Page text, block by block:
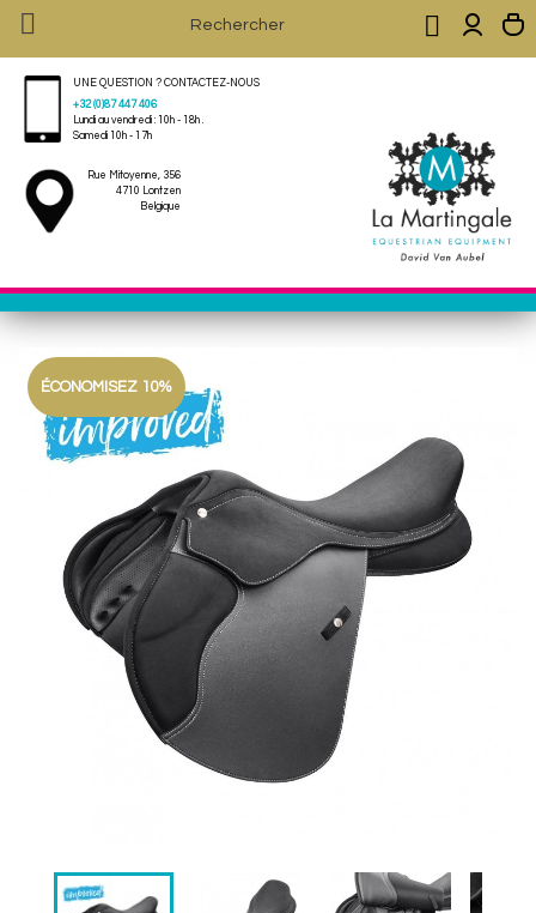
 
UNE QUESTION ? CONTACTEZ-NOUS
+32 (0)87 447 406
Lundi au vendredi : 10h - 18h .
Samedi 10h - 17h
Rue Mitoyenne, 356
4710 Lontzen
Belgique
ÉCONOMISEZ 10%